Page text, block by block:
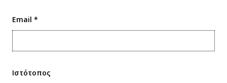
Email *
Ιστότοπος